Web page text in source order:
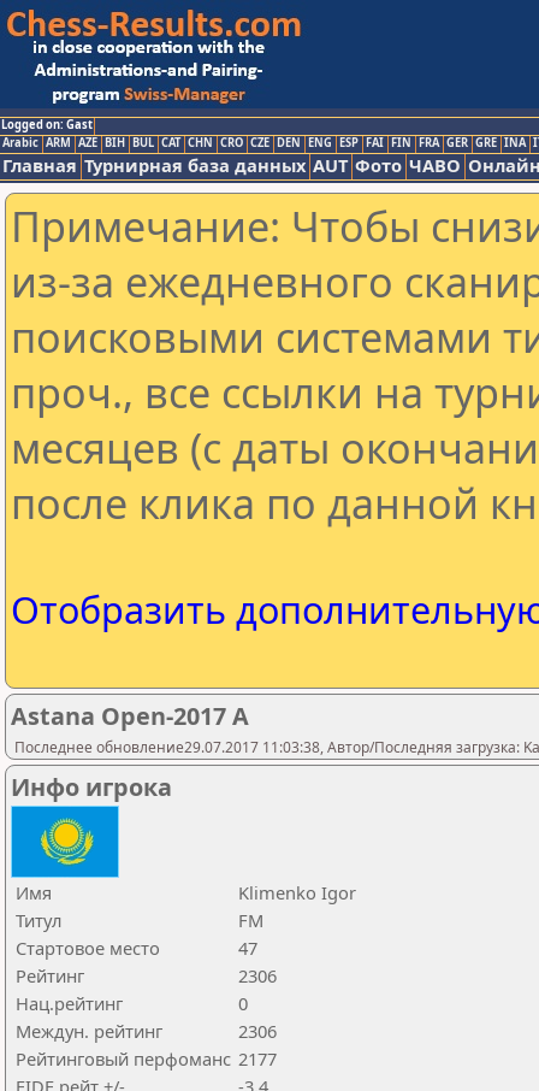
Logged on: Gast
Arabic ARM AZE BIH BUL CAT CHN CRO CZE DEN ENG ESP FAI FIN FRA GER GRE INA
Главная Турнирная база данных AUT Фото ЧАВО
Примечание: Чтобы
из-за ежедневного
поисковыми системами
проч., все ссылки на
месяцев (с даты
после клика по данной
Отобразить
Astana Open-2017 A
Последнее обновление29.07.2017 11:03:38, Автор/Последняя загрузка:
Инфо игрока
Имя
Klimenko Igor
Титул
FM
Стартовое место
47
Рейтинг
2306
Нац.рейтинг
0
Междун. рейтинг
2306
Рейтинговый перфоманс 2177
FIDE рейт +/-
-3,4